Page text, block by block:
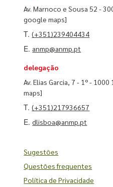
Av. Marnoco e Sousa 52 -
google maps]
T.(+351)239404434
E. anmp@anmp.pt
delegação
Av. Elias Garcia, 7 - 1º -
maps]
T.(+351)217936657
E.dlisboa@anmp.pt
Sugestões
Questões frequentes
Política de Privacidade